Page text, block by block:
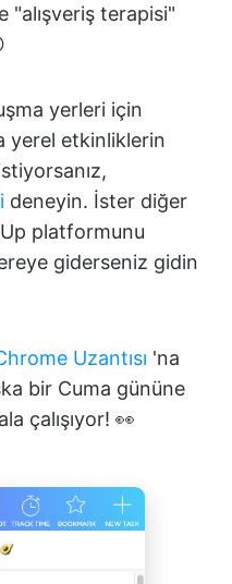
"alışveriş terapisi"
yerleri için
yerel etkinliklerin
deneyin. İster diğer
platformunu
giderseniz gidin
Uzantısı 'na
bir Cuma gününe
çalışıyor! 👀